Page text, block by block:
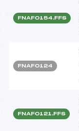
FNAF0154.FFS
FNAF0124
FNAF0121.FFS